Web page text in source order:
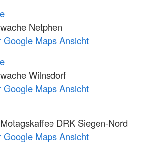
Netphen
Google Maps Ansicht
Wilnsdorf
Google Maps Ansicht
DRK Siegen-Nord
Google Maps Ansicht